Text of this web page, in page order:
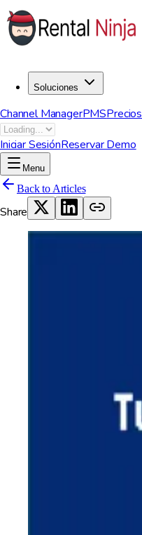
Soluciones
Channel ManagerPMSPrecios
Iniciar SesiónReservar Demo
Menu
Back to Articles
Share